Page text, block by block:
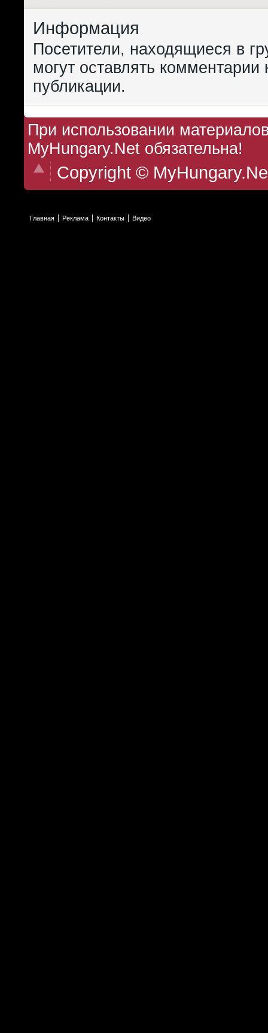
Информация
Посетители, находящиеся в
могут оставлять комментарии
публикации.
При использовании
MyHungary.Net обязательна!
Copyright ©
Главная Реклама Контакты Видео